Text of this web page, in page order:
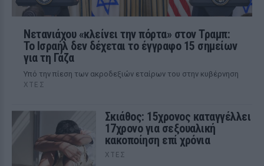
Νετανιάχου «κλείνει την πόρτα» στον Τραμπ:
Το Ισραήλ δεν δέχεται το έγγραφο 15 σημείων
για τη Γάζα
Υπό την πίεση των ακροδεξιών εταίρων του στην κυβέρνηση
ΧΤΕΣ
Σκιάθος: 15χρονος καταγγέλλει
17χρονο για σεξουαλική
κακοποίηση επί χρόνια
ΧΤΕΣ